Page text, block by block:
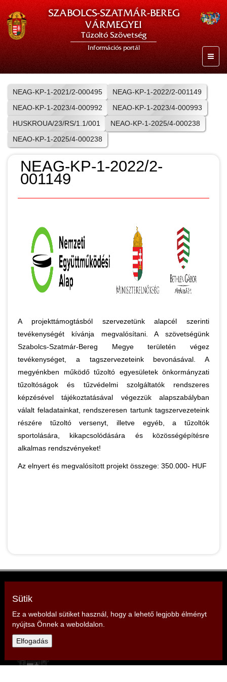
SZABOLCS-SZATMÁR-BEREG
VÁRMEGYEI
Tűzoltó Szövetség
Információs portál
NEAG-KP-1-2021/2-000495
NEAG-KP-1-2022/2-001149
NEAO-KP-1-2023/4-000992
NEAO-KP-1-2023/4-000993
HUSKROUA/23/RS/1.1/001
NEAO-KP-1-2025/4-000238
NEAO-KP-1-2025/4-000238
NEAG-KP-1-2022/2-
001149
A projekttámogtásból szervezetünk alapcél szerinti
tevékenységét kívánja megvalósítani. A szövetségünk
Szabolcs-Szatmár-Bereg Megye területén végez
tevékenységet, a tagszervezeteink bevonásával. A
megyénkben működő tűzoltó egyesületek önkormányzati
tűzoltóságok és tűzvédelmi szolgáltatók rendszeres
képzésével tájékoztatásával végezzük alapszabályban
válalt feladatainkat, rendszeresen tartunk tagszervezeteink
részére tűzoltó versenyt, illetve egyéb, a tűzoltók
sportolására, kikapcsolódására és közösségépítésre
alkalmas rendszvényeket!
Az elnyert és megvalósított projekt összege: 350.000- HUF
Cím: 4401 Nyíregyháza, Erdő sor 5.
Sütik
Ez a weboldal sütiket használ, hogy a lehető legjobb élményt
nyújtsa Önnek a weboldalon.
Elfogadás